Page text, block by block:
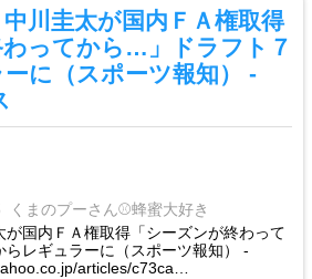
中川圭太が国内ＦＡ権取得
わってから…」ドラフト７
に（スポーツ報知） -
くまのプーさん⚾️蜂蜜大好き
が国内ＦＡ権取得「シーズンが終わって
レギュラーに（スポーツ報知） -
articles/c73ca…